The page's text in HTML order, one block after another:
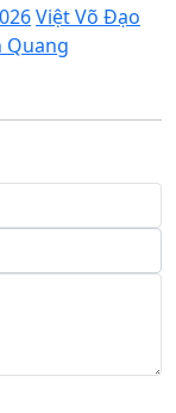
Việt Võ Đạo
Quang